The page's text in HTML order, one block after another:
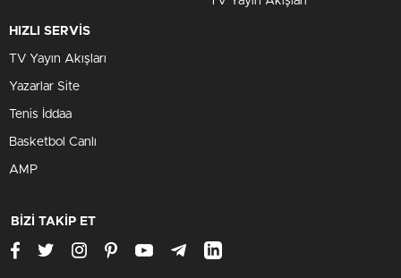
HIZLI SERVİS
TV Yayın Akışları
Yazarlar Site
Tenis İddaa
Basketbol Canlı
AMP
BİZİ TAKİP ET